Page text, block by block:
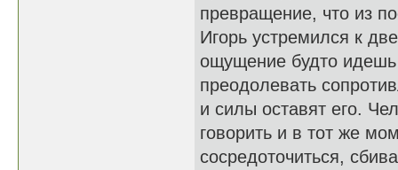
превращение, что из
Игорь устремился к
ощущение будто идешь
преодолевать
и силы оставят его.
говорить и в тот же
сосредоточиться,